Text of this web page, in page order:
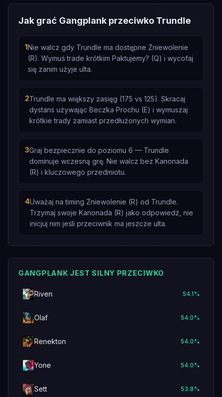
Jak grać Gangplank przeciwko Trundle
1Nie walcz gdy Trundle ma dostępne Zniewolenie
(R). Wymuś trade krótkim Paktujemy? (Q) i wycofaj
się zanim użyje ulta.
2Trundle ma większy zasięg (175 vs 125). Skracaj
dystans używając Beczka Prochu (E) i wymuszaj
krótkie trady zamiast przedłużonych wymian.
3Graj bezpiecznie do poziomu 6 — Trundle
dominuje wczesną grę. Nie walcz bez Kanonada
(R) i kluczowego przedmiotu.
4Uważaj na timing Zniewolenie (R) od Trundle.
Trzymaj swoje Kanonada (R) jako odpowiedź, nie
inicjuj nim jeśli przeciwnik ma jeszcze ulta.
GANGPLANK JEST SILNY PRZECIWKO
Riven 54.1%
Olaf 54.0%
Renekton 54.0%
Yone 54.0%
Sett 53.8%